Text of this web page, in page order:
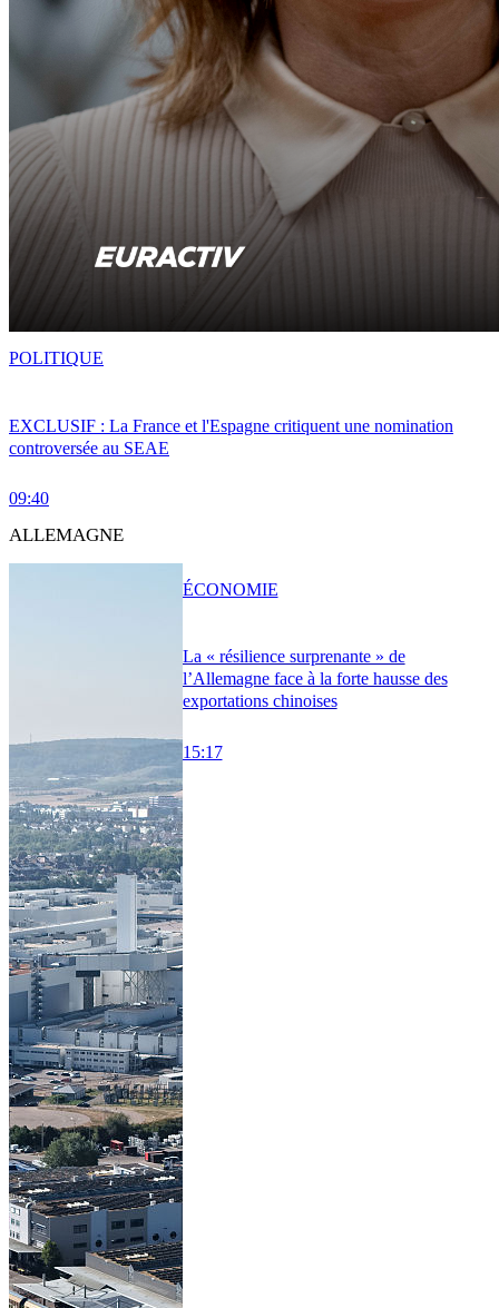
EXCLUSIF : La France et l'Espagne critiquent une nomination
controversée au SEAE
09:40
POLITIQUE
ALLEMAGNE
La « résilience surprenante » de
l’Allemagne face à la forte hausse des
exportations chinoises
15:17
ÉCONOMIE